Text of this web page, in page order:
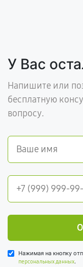
У Вас
Напишите или
бесплатную
вопросу.
Нажимая на кнопку
персональных данных.